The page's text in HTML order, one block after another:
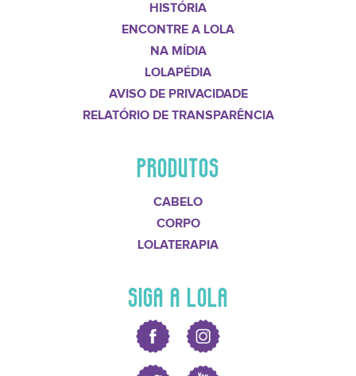
HISTÓRIA
ENCONTRE A LOLA
NA MÍDIA
LOLAPÉDIA
AVISO DE PRIVACIDADE
RELATÓRIO DE TRANSPARÊNCIA
PRODUTOS
CABELO
CORPO
LOLATERAPIA
SIGA A LOLA